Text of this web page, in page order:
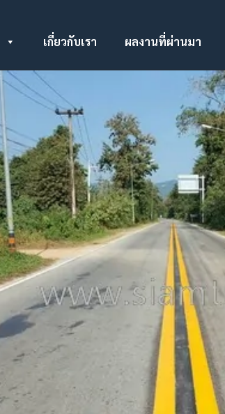
เกี่ยวกับเรา ผลงานที่ผ่านมา